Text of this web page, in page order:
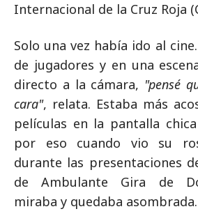
Internacional de la Cruz Roja
Solo una vez había ido al
de jugadores y en una
directo a la cámara, "pensé
cara", relata. Estaba más
películas en la pantalla
por eso cuando vio su
durante las presentaciones
de Ambulante Gira de
miraba y quedaba asombrada.